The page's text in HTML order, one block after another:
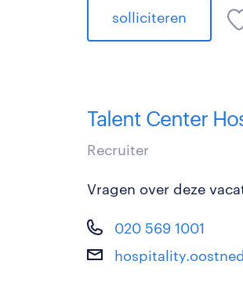
solliciteren
Talent Center
Recruiter
Vragen over deze
020 569 1001